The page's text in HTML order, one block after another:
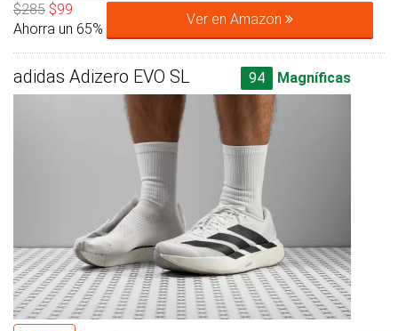
$285 $99
Ahorra un 65%
Ver en Amazon
adidas Adizero EVO SL 94 Magníficas